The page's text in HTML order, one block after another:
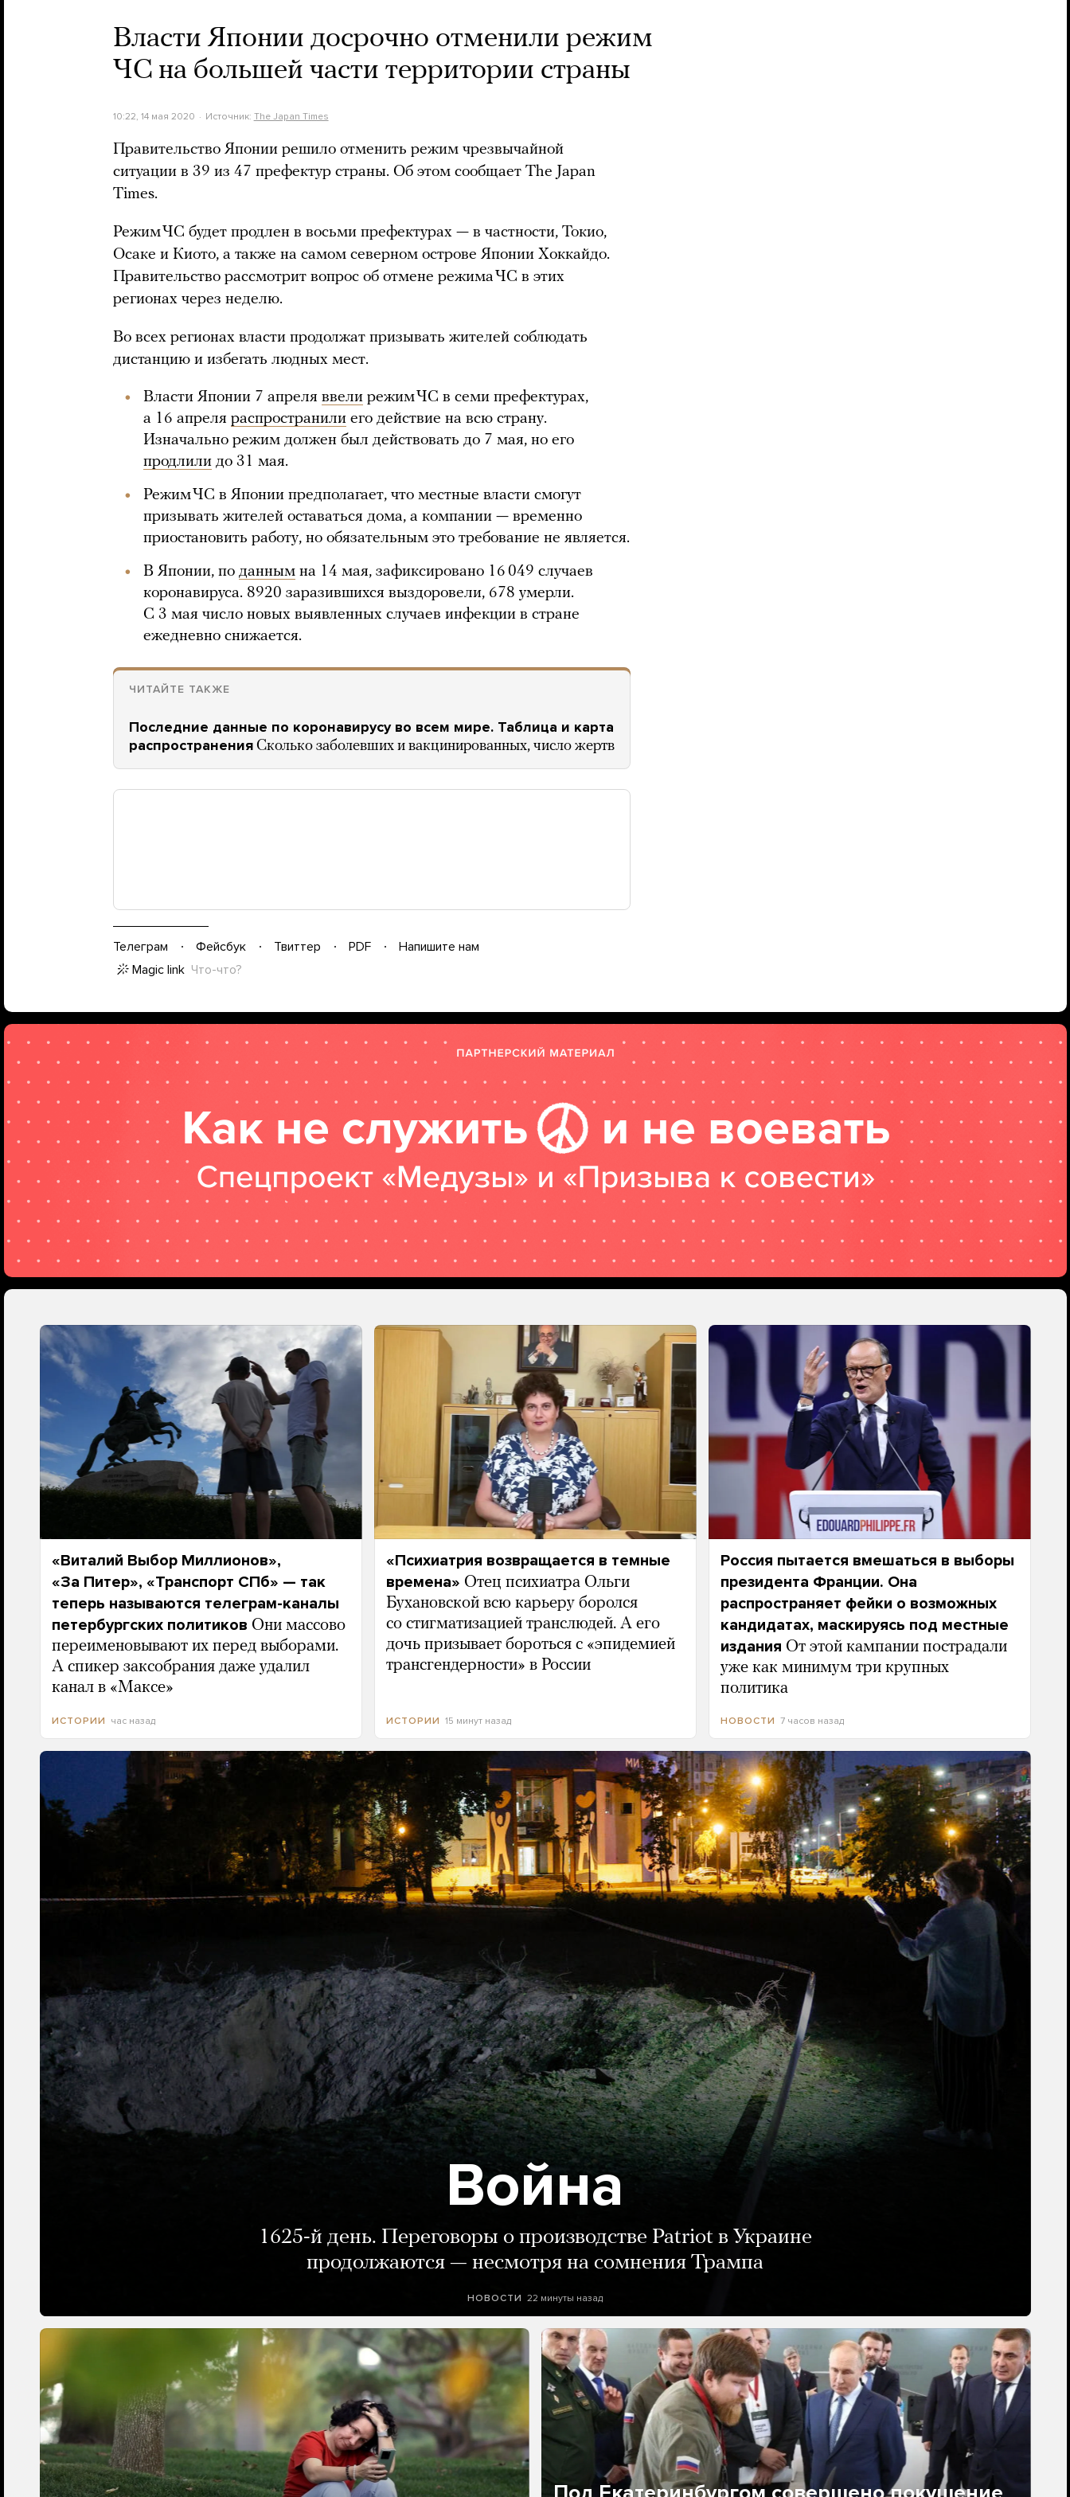
Власти Японии досрочно отменили режим
ЧС на большей части территории страны
10:22, 14 мая 2020 Источник: The Japan Times
Правительство Японии решило отменить режим чрезвычайной
ситуации в 39 из 47 префектур страны. Об этом сообщает The Japan
Times.
Режим ЧС будет продлен в восьми префектурах — в частности, Токио,
Осаке и Киото, а также на самом северном острове Японии Хоккайдо.
Правительство рассмотрит вопрос об отмене режима ЧС в этих
регионах через неделю.
Во всех регионах власти продолжат призывать жителей соблюдать
дистанцию и избегать людных мест.
Власти Японии 7 апреля ввели режим ЧС в семи префектурах,
а 16 апреля распространили его действие на всю страну.
Изначально режим должен был действовать до 7 мая, но его
продлили до 31 мая.
Режим ЧС в Японии предполагает, что местные власти смогут
призывать жителей оставаться дома, а компании — временно
приостановить работу, но обязательным это требование не является.
В Японии, по данным на 14 мая, зафиксировано 16 049 случаев
коронавируса. 8920 заразившихся выздоровели, 678 умерли.
С 3 мая число новых выявленных случаев инфекции в стране
ежедневно снижается.
ЧИТАЙТЕ ТАКЖЕ
Последние данные по коронавирусу во всем мире. Таблица и карта
распространения Сколько заболевших и вакцинированных, число жертв
Телеграм Фейсбук Твиттер PDF
Напишите нам
Magic link Что-что?
«Виталий Выбор Миллионов»,
«За Питер», «Транспорт СПб» — так
теперь называются телеграм-каналы
петербургских политиков Они массово
переименовывают их перед выборами.
А спикер заксобрания даже удалил
канал в «Максе»
ИСТОРИИ час назад
«Психиатрия возвращается в темные
времена» Отец психиатра Ольги
Бухановской всю карьеру боролся
со стигматизацией транслюдей. А его
дочь призывает бороться с «эпидемией
трансгендерности» в России
ИСТОРИИ 15 минут назад
Россия пытается вмешаться в выборы
президента Франции. Она
распространяет фейки о возможных
кандидатах, маскируясь под местные
издания От этой кампании пострадали
уже как минимум три крупных
политика
НОВОСТИ 7 часов назад
Война
1625-й день. Переговоры о производстве Patriot в Украине
продолжаются — несмотря на сомнения Трампа
НОВОСТИ 22 минуты назад